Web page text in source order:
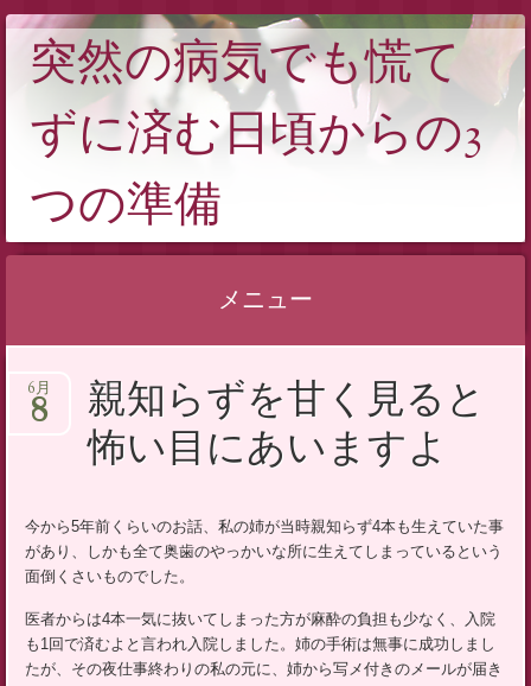
突然の病気でも慌て
ずに済む日頃からの3
つの準備
メニュー
親知らずを甘く見ると
怖い目にあいますよ
6月
8
今から5年前くらいのお話、私の姉が当時親知らず4本も生えていた事
があり、しかも全て奥歯のやっかいな所に生えてしまっているという
面倒くさいものでした。
医者からは4本一気に抜いてしまった方が麻酔の負担も少なく、入院
も1回で済むよと言われ入院しました。姉の手術は無事に成功しまし
たが、その夜仕事終わりの私の元に、姉から写メ付きのメールが届き